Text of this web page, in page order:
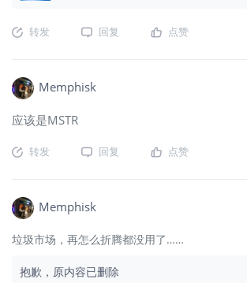
转发 回复 点赞
Memphisk
应该是MSTR
转发 回复 点赞
Memphisk
垃圾市场，再怎么折腾都没用了……
抱歉，原内容已删除